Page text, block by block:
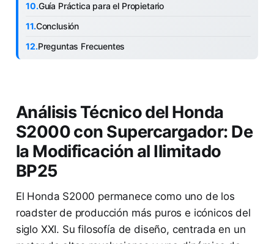
Guía Práctica para el Propietario
Conclusión
Preguntas Frecuentes
Análisis Técnico del Honda
S2000 con Supercargador: De
la Modificación al Ilimitado
BP25
El Honda S2000 permanece como uno de los
roadster de producción más puros e icónicos del
siglo XXI. Su filosofía de diseño, centrada en un